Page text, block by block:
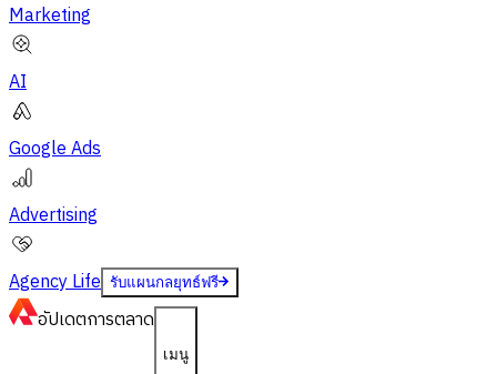
Marketing
AI
Google Ads
Advertising
Agency Life รับแผนกลยุทธ์ฟรี
อัปเดตการตลาด
เมนู